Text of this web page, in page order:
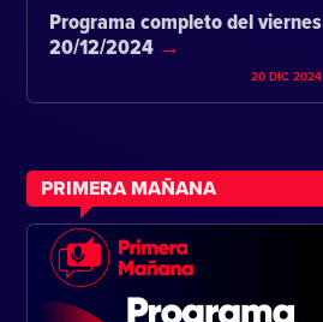
Programa completo del viernes
20/12/2024
20 DIC 2024
PRIMERA MAÑANA